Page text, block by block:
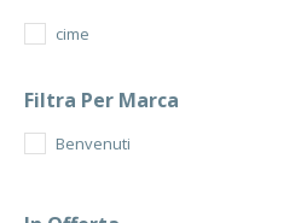
cime
Filtra Per Marca
Benvenuti